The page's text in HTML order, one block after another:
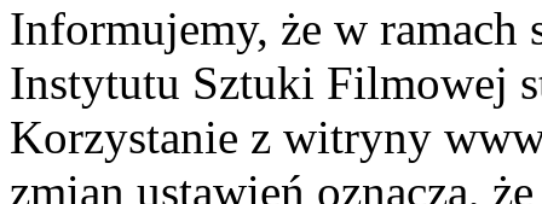
Informujemy, że w ramach
Instytutu Sztuki Filmowej
Korzystanie z witryny
zmian ustawień oznacza,